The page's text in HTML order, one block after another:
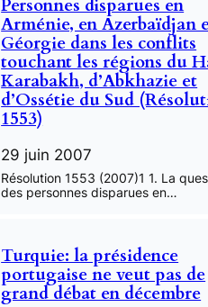
Personnes disparues en
Arménie, en Azerbaïdjan
Géorgie dans les conflits
touchant les régions du
Karabakh, d’Abkhazie et
d’Ossétie du Sud
1553)
29 juin 2007
Résolution 1553 (2007)1 1. La
des personnes disparues en…
Turquie: la présidence
portugaise ne veut pas de
grand débat en décembre